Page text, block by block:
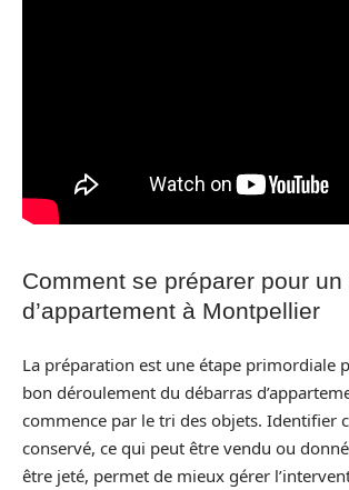
Comment se préparer pour un
d’appartement à Montpellier
La préparation est une étape primordiale
bon déroulement du débarras
commence par le tri des objets. Identifier
conservé, ce qui peut être vendu ou
être jeté, permet de mieux gérer